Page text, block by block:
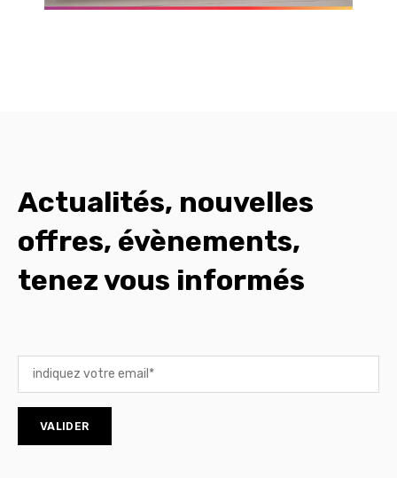
Actualités, nouvelles
offres, évènements,
tenez vous informés